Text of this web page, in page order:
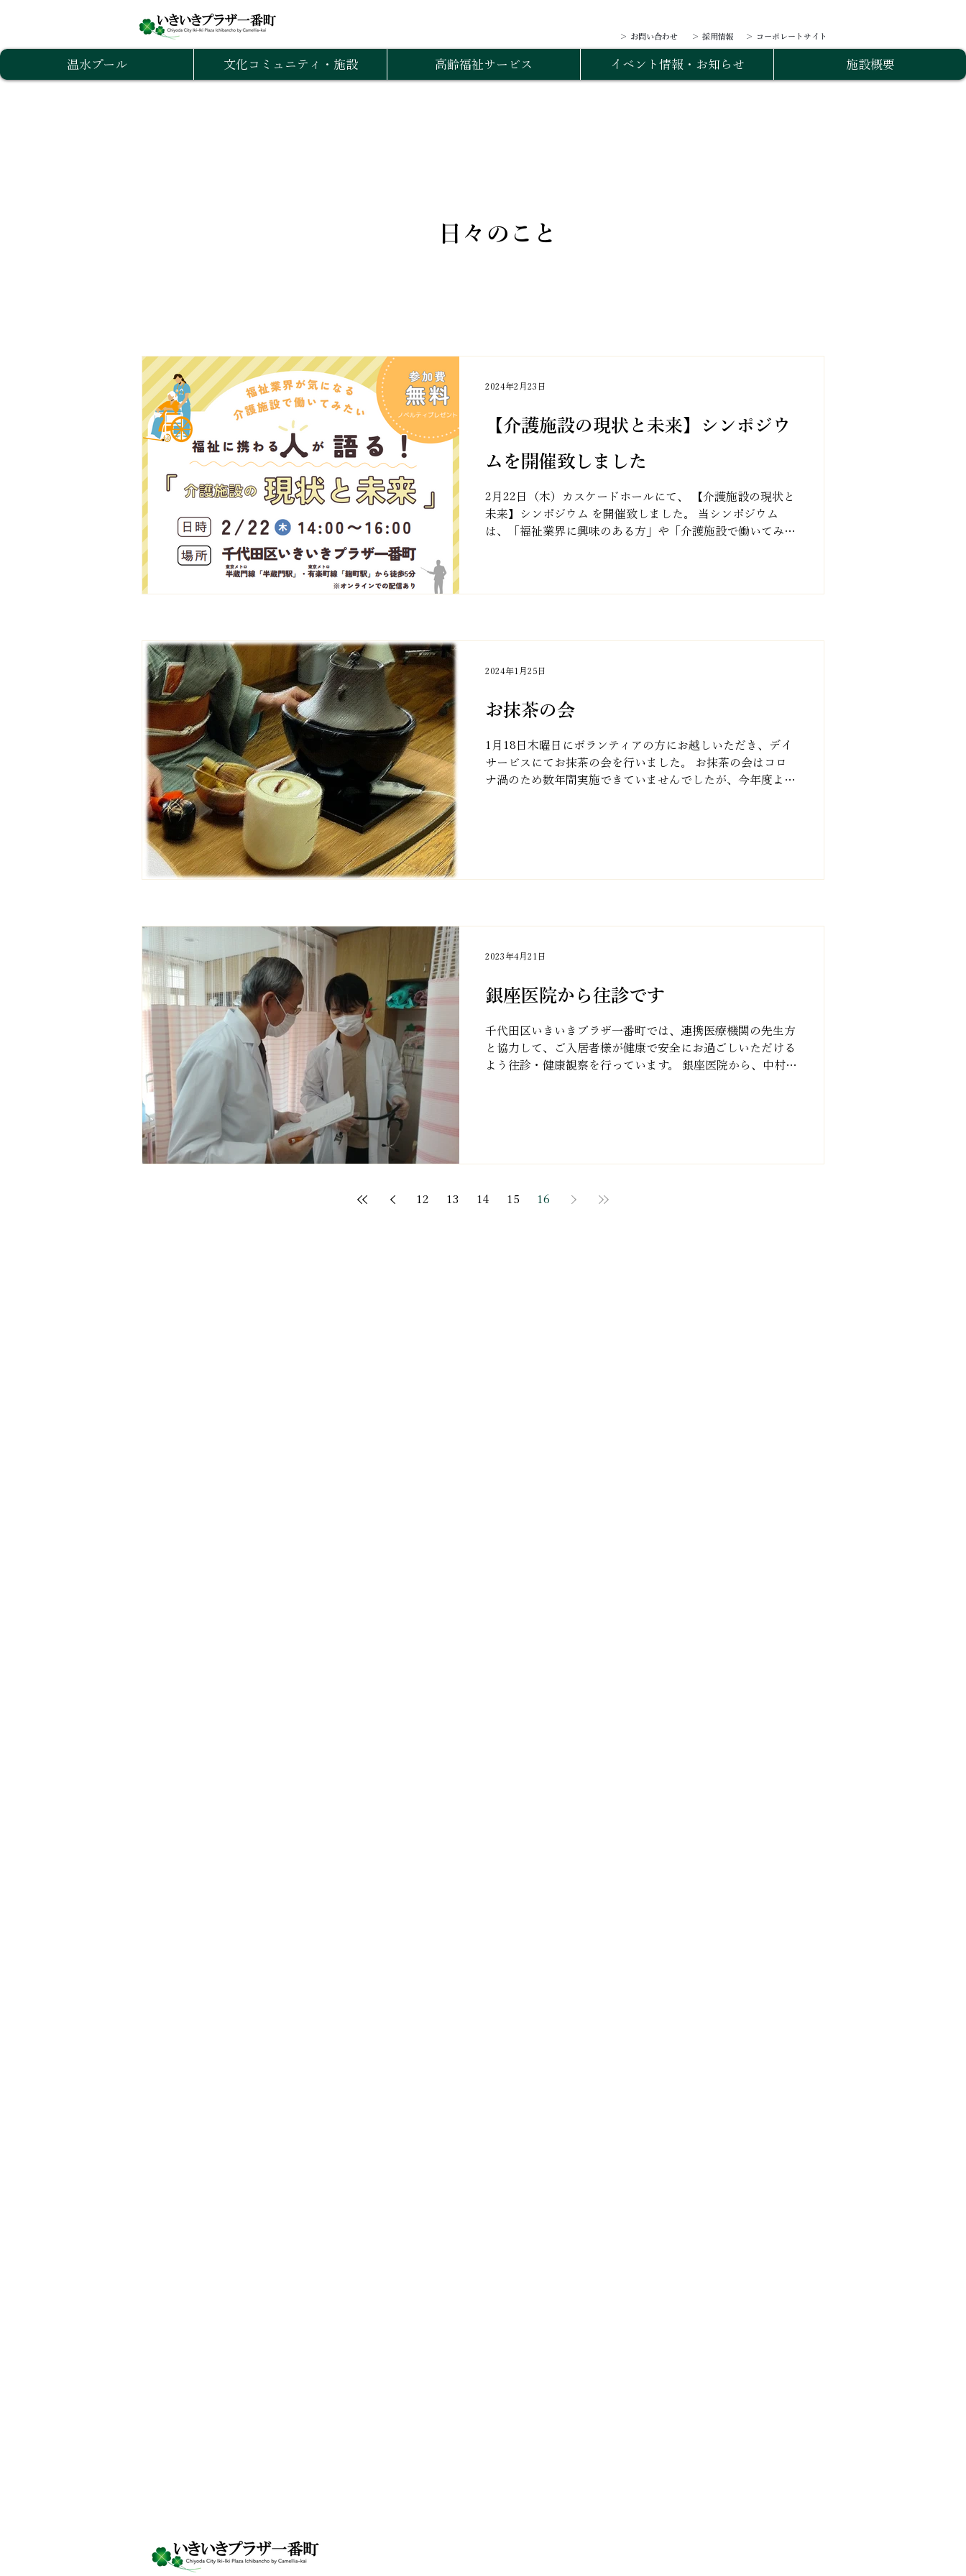
温水プール 文化コミュニティ・施設 高齢福祉サービス イベント情報・お知らせ 施設概要
＞ コーポレートサイト
＞ 採用情報
＞ お問い合わせ
日々のこと
【介護施設の現状と未来】シンポジウ
ムを開催致しました
2月22日（木）カスケードホールにて、 【介護施設の現状と
未来】シンポジウム を開催致しました。 当シンポジウム
は、「福祉業界に興味のある方」や「介護施設で働いてみた
2024年2月23日
お抹茶の会
1月18日木曜日にボランティアの方にお越しいただき、デイ
サービスにてお抹茶の会を行いました。 お抹茶の会はコロ
ナ渦のため数年間実施できていませんでしたが、今年度より
2024年1月25日
銀座医院から往診です
千代田区いきいきプラザ一番町では、連携医療機関の先生方
と協力して、ご入居者様が健康で安全にお過ごしいただける
よう往診・健康観察を行っています。 銀座医院から、中村先
2023年4月21日
12 13 14 15 16